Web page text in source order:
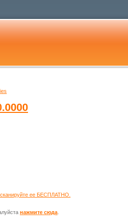
ее БЕСПЛАТНО.
нажмите сюда